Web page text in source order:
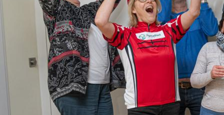
gespielte Stücke+Mitwirkende